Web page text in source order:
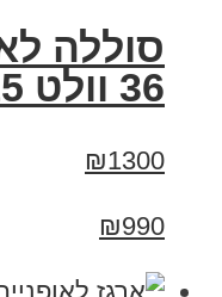
סוללה
36 וולט 15 אמפר
₪1300
₪990